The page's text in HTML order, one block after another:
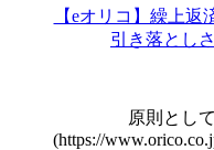
【eオリコ】繰上
引き落とし
原則とし
(https://